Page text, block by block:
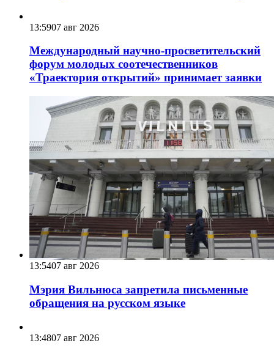
13:5907 авг 2026
Международный научно-просветительский
форум молодых соотечественников
«Траектория открытий» принимает заявки
13:5407 авг 2026
Мэрия Вильнюса запретила письменные
обращения на русском языке
13:4807 авг 2026